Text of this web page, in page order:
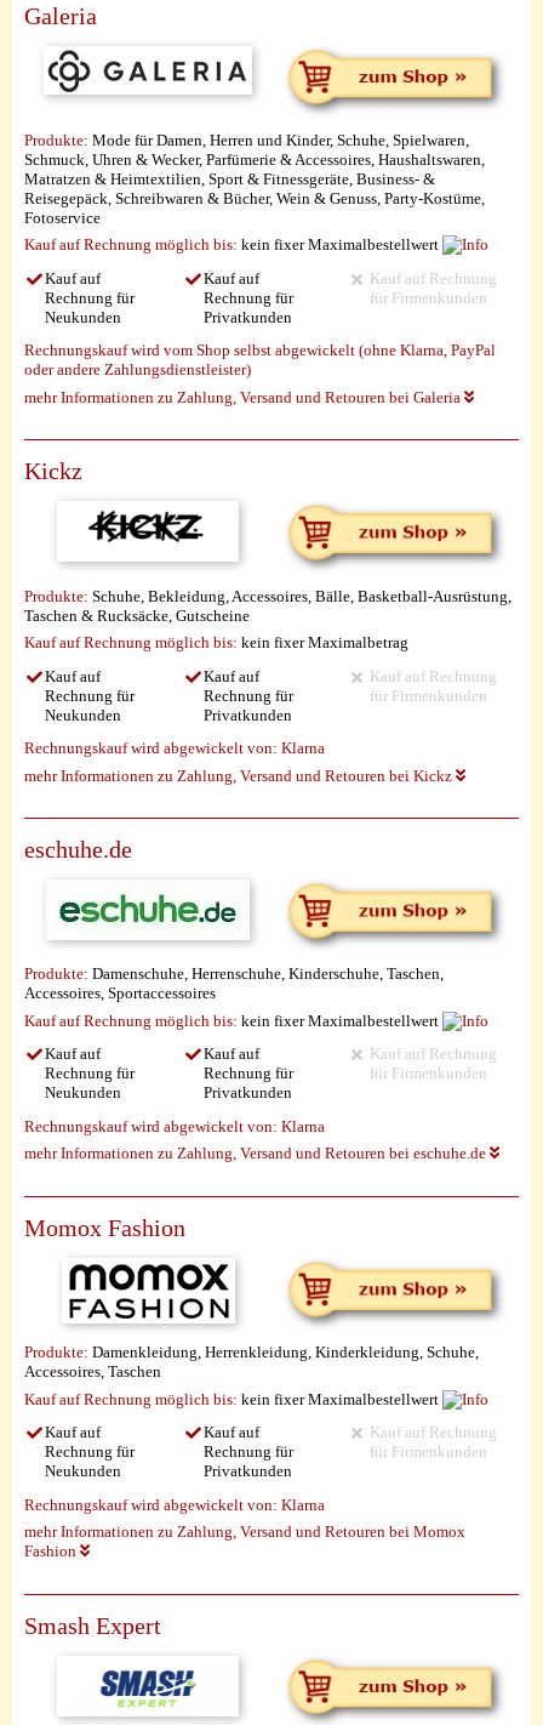
Galeria
Produkte: Mode für Damen, Herren und Kinder, Schuhe, Spielwaren,
Schmuck, Uhren & Wecker, Parfümerie & Accessoires, Haushaltswaren,
Matratzen & Heimtextilien, Sport & Fitnessgeräte, Business- &
Reisegepäck, Schreibwaren & Bücher, Wein & Genuss, Party-Kostüme,
Fotoservice
Kauf auf Rechnung möglich bis: kein fixer Maximalbestellwert
Kauf auf
Rechnung für
Neukunden
Kauf auf
Rechnung für
Privatkunden
Kauf auf Rechnung
für Firmenkunden
Rechnungskauf wird vom Shop selbst abgewickelt (ohne Klarna, PayPal
oder andere Zahlungsdienstleister)
mehr Informationen zu Zahlung, Versand und Retouren bei Galeria
Kickz
Produkte: Schuhe, Bekleidung, Accessoires, Bälle, Basketball-Ausrüstung,
Taschen & Rucksäcke, Gutscheine
Kauf auf Rechnung möglich bis: kein fixer Maximalbetrag
Kauf auf
Rechnung für
Neukunden
Kauf auf
Rechnung für
Privatkunden
Kauf auf Rechnung
für Firmenkunden
Rechnungskauf wird abgewickelt von: Klarna
mehr Informationen zu Zahlung, Versand und Retouren bei Kickz
eschuhe.de
Produkte: Damenschuhe, Herrenschuhe, Kinderschuhe, Taschen,
Accessoires, Sportaccessoires
Kauf auf Rechnung möglich bis: kein fixer Maximalbestellwert
Kauf auf
Rechnung für
Neukunden
Kauf auf
Rechnung für
Privatkunden
Kauf auf Rechnung
für Firmenkunden
Rechnungskauf wird abgewickelt von: Klarna
mehr Informationen zu Zahlung, Versand und Retouren bei eschuhe.de
Momox Fashion
Produkte: Damenkleidung, Herrenkleidung, Kinderkleidung, Schuhe,
Accessoires, Taschen
Kauf auf Rechnung möglich bis: kein fixer Maximalbestellwert
Kauf auf
Rechnung für
Neukunden
Kauf auf
Rechnung für
Privatkunden
Kauf auf Rechnung
für Firmenkunden
Rechnungskauf wird abgewickelt von: Klarna
mehr Informationen zu Zahlung, Versand und Retouren bei Momox
Fashion
Smash Expert